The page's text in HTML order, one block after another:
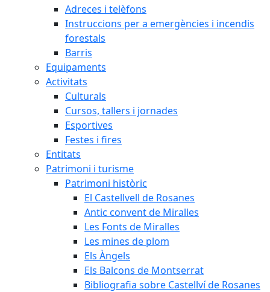
Adreces i telèfons
Instruccions per a emergències i incendis
forestals
Barris
Equipaments
Activitats
Culturals
Cursos, tallers i jornades
Esportives
Festes i fires
Entitats
Patrimoni i turisme
Patrimoni històric
El Castellvell de Rosanes
Antic convent de Miralles
Les Fonts de Miralles
Les mines de plom
Els Àngels
Els Balcons de Montserrat
Bibliografia sobre Castellví de Rosanes